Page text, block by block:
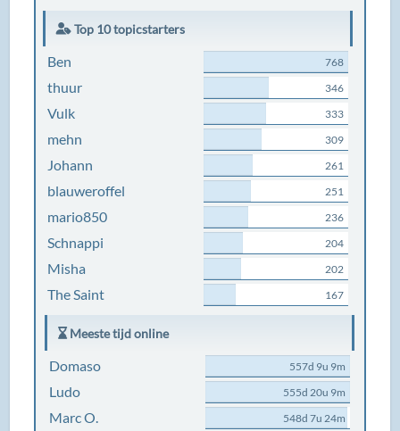
Top 10 topicstarters
Ben 768
thuur 346
Vulk 333
mehn 309
Johann 261
blauweroffel 251
mario850 236
Schnappi 204
Misha 202
The Saint 167
Meeste tijd online
Domaso 557d 9u 9m
Ludo 555d 20u 9m
Marc O. 548d 7u 24m